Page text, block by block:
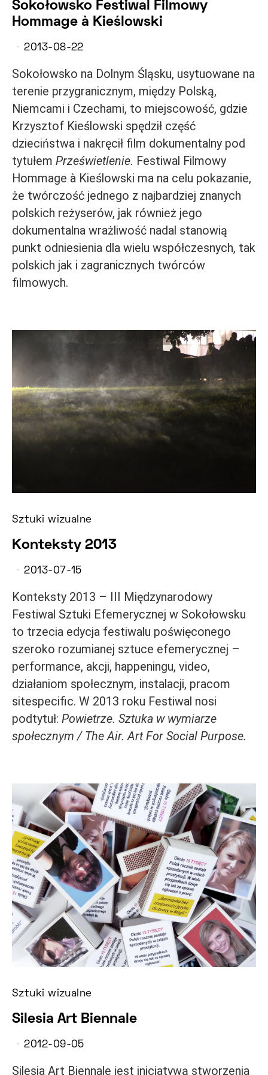
Sokołowsko Festiwal Filmowy
Hommage à Kieślowski
2013-08-22
Sokołowsko na Dolnym Śląsku, usytuowane na
terenie przygranicznym, między Polską,
Niemcami i Czechami, to miejscowość, gdzie
Krzysztof Kieślowski spędził część
dzieciństwa i nakręcił film dokumentalny pod
tytułem Prześwietlenie. Festiwal Filmowy
Hommage à Kieślowski ma na celu pokazanie,
że twórczość jednego z najbardziej znanych
polskich reżyserów, jak również jego
dokumentalna wrażliwość nadal stanowią
punkt odniesienia dla wielu współczesnych, tak
polskich jak i zagranicznych twórców
filmowych.
Sztuki wizualne
Konteksty 2013
2013-07-15
Konteksty 2013 – III Międzynarodowy
Festiwal Sztuki Efemerycznej w Sokołowsku
to trzecia edycja festiwalu poświęconego
szeroko rozumianej sztuce efemerycznej –
performance, akcji, happeningu, video,
działaniom społecznym, instalacji, pracom
site­specific. W 2013 roku Festiwal nosi
podtytuł: Powietrze. Sztuka w wymiarze
społecznym / The Air. Art For Social Purpose.
Sztuki wizualne
Silesia Art Biennale
2012-09-05
Silesia Art Biennale jest inicjatywą stworzenia